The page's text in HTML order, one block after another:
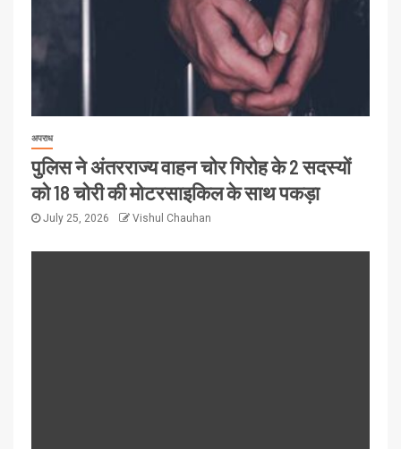
अपराध
पुलिस ने अंतरराज्य वाहन चोर गिरोह के 2 सदस्यों
को 18 चोरी की मोटरसाइकिल के साथ पकड़ा
July 25, 2026 Vishul Chauhan